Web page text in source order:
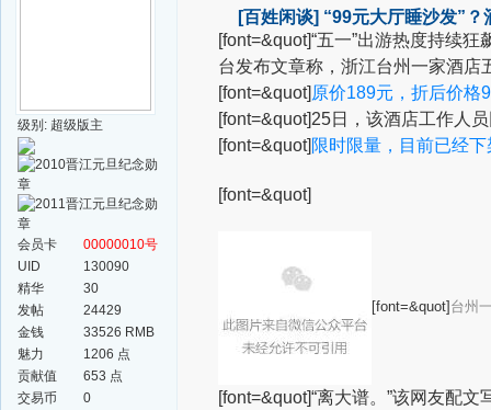
级别: 超级版主
会员卡
00000010号
UID
130090
精华
30
发帖
24429
金钱
33526 RMB
魅力
1206 点
贡献值
653 点
交易币
0
[百姓闲谈] “99元大厅睡沙发”？
[font=&quot]“五一”出游热度持续
台发布文章称，浙江台州一家酒店
[font=&quot] 原价189元，折后价格
[font=&quot]25日，该酒店工作人
[font=&quot] 限时限量，目前已经下
[font=&quot]
[font=&quot] 台州
[font=&quot]“离大谱。”该网友配